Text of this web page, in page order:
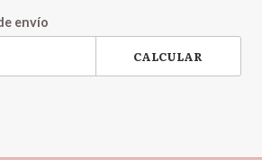
envío
CALCULAR